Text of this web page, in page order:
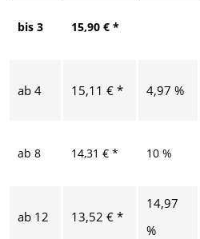
bis 3 15,90 € *
ab 4 15,11 € * 4,97 %
ab 8 14,31 € * 10 %
ab 12 13,52 € *
14,97
%